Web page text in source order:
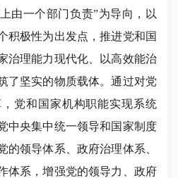
由一个部门负责”为导向，以
积极性为出发点，推进党和国
治理能力现代化、以高效能治
了坚实的物质载体。通过对党
党和国家机构职能实现系统
中央集中统一领导和国家制度
的领导体系、政府治理体系、
体系，增强党的领导力、政府